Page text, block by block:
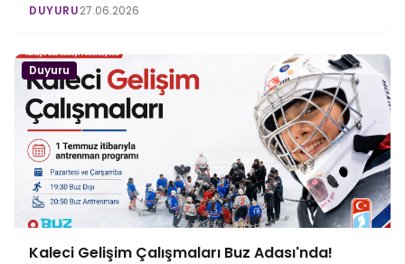
DUYURU27.06.2026
Duyuru
Kaleci Gelişim Çalışmaları Buz Adası'nda!